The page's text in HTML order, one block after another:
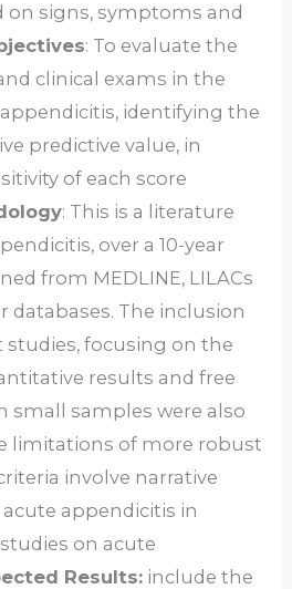
on signs, symptoms and
: To evaluate the
clinical exams in the
identifying the
predictive value, in
of each score
: This is a literature
over a 10-year
from MEDLINE, LILACs
databases. The inclusion
studies, focusing on the
results and free
small samples were also
limitations of more robust
involve narrative
appendicitis in
on acute
Results: include the